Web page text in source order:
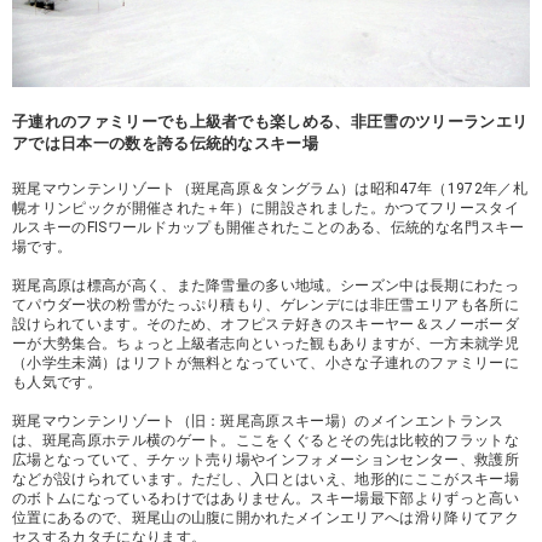
子連れのファミリーでも上級者でも楽しめる、非圧雪のツリーランエリ
アでは日本一の数を誇る伝統的なスキー場
斑尾マウンテンリゾート（斑尾高原＆タングラム）は昭和47年（1972年／札
幌オリンピックが開催された＋年）に開設されました。かつてフリースタイ
ルスキーのFISワールドカップも開催されたことのある、伝統的な名門スキー
場です。
斑尾高原は標高が高く、また降雪量の多い地域。シーズン中は長期にわたっ
てパウダー状の粉雪がたっぷり積もり、ゲレンデには非圧雪エリアも各所に
設けられています。そのため、オフピステ好きのスキーヤー＆スノーボーダ
ーが大勢集合。ちょっと上級者志向といった観もありますが、一方未就学児
（小学生未満）はリフトが無料となっていて、小さな子連れのファミリーに
も人気です。
斑尾マウンテンリゾート（旧：斑尾高原スキー場）のメインエントランス
は、斑尾高原ホテル横のゲート。ここをくぐるとその先は比較的フラットな
広場となっていて、チケット売り場やインフォメーションセンター、救護所
などが設けられています。ただし、入口とはいえ、地形的にここがスキー場
のボトムになっているわけではありません。スキー場最下部よりずっと高い
位置にあるので、斑尾山の山腹に開かれたメインエリアへは滑り降りてアク
セスするカタチになります。